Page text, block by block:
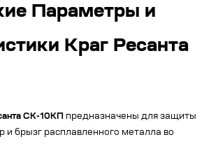
Параметры и
Краг Ресанта
СК-10КП предназначены для защиты
и брызг расплавленного металла во